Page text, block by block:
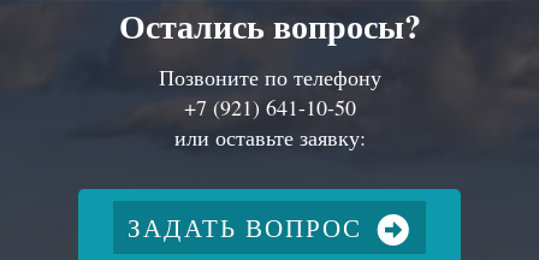
Остались вопросы?
Позвоните по телефону
+7 (921) 641-10-50
или оставьте заявку:
ЗАДАТЬ ВОПРОС